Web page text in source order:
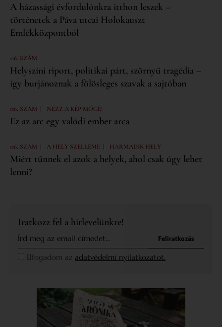
A házassági évfordulónkra itthon leszek –
történetek a Páva utcai Holokauszt
Emlékközpontból
116. SZÁM
Helyszíni riport, politikai párt, szörnyű tragédia –
így burjánoznak a fölösleges szavak a sajtóban
116. SZÁM | NÉZZ A KÉP MÖGÉ!
Ez az arc egy valódi ember arca
116. SZÁM | A HELY SZELLEME | HARMADIK HELY
Miért tűnnek el azok a helyek, ahol csak úgy lehet
lenni?
Iratkozz fel a hírlevelünkre!
Elfogadom az adatvédelmi nyilatkozatot.
Feliratkozás